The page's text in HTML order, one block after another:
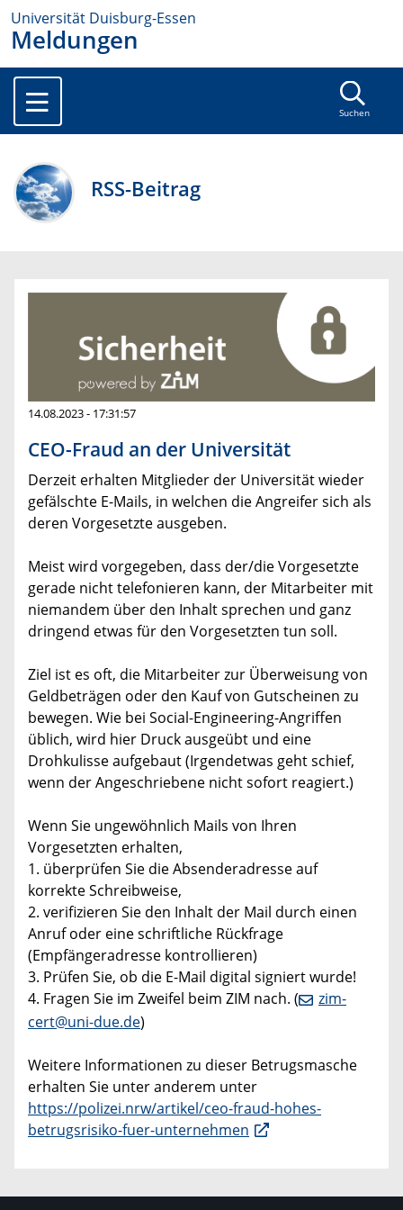
Universität Duisburg-Essen
Meldungen
Suchen
RSS-Beitrag
14.08.2023 - 17:31:57
CEO-Fraud an der Universität
Derzeit erhalten Mitglieder der Universität wieder
gefälschte E-Mails, in welchen die Angreifer sich als
deren Vorgesetzte ausgeben.
Meist wird vorgegeben, dass der/die Vorgesetzte
gerade nicht telefonieren kann, der Mitarbeiter mit
niemandem über den Inhalt sprechen und ganz
dringend etwas für den Vorgesetzten tun soll.
Ziel ist es oft, die Mitarbeiter zur Überweisung von
Geldbeträgen oder den Kauf von Gutscheinen zu
bewegen. Wie bei Social-Engineering-Angriffen
üblich, wird hier Druck ausgeübt und eine
Drohkulisse aufgebaut (Irgendetwas geht schief,
wenn der Angeschriebene nicht sofort reagiert.)
Wenn Sie ungewöhnlich Mails von Ihren
Vorgesetzten erhalten,
1. überprüfen Sie die Absenderadresse auf
korrekte Schreibweise,
2. verifizieren Sie den Inhalt der Mail durch einen
Anruf oder eine schriftliche Rückfrage
(Empfängeradresse kontrollieren)
3. Prüfen Sie, ob die E-Mail digital signiert wurde!
4. Fragen Sie im Zweifel beim ZIM nach. (
zim-
cert@uni-due.de)
Weitere Informationen zu dieser Betrugsmasche
erhalten Sie unter anderem unter
https://polizei.nrw/artikel/ceo-fraud-hohes-
betrugsrisiko-fuer-unternehmen